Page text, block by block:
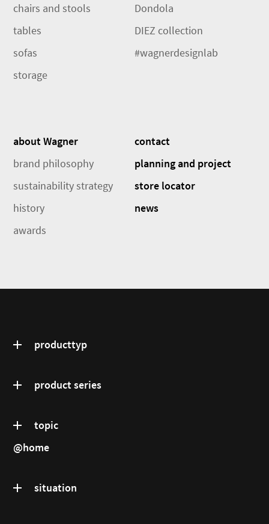
chairs and stools
tables
sofas
storage
Dondola
DIEZ collection
#wagnerdesignlab
about Wagner
brand philosophy
sustainability strategy
history
awards
contact
planning and project
store locator
news
producttyp
product series
topic
@home
situation